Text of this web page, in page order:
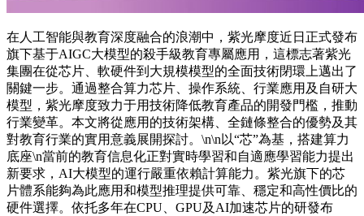
在人工智能與教育深度融合的浪潮中，紫光摩度近日正式發布
旗下基于AIGC大模型的殺手級教育專屬應用，這標志著紫光
集團在從芯片、軟硬件到大規模模型的全面技術閉環上邁出了
關鍵一步。通過整合算力芯片、操作系統、行業應用及自研大
模型，紫光摩度致力于用技術降低教育產品的開發門檻，推動
行業變革。本文將從應用的技術架構、全鏈條整合的優勢及其
對教育行業的實用意義展開探討。\n\n以“芯”為基，搭建算力
底座\n當前的教育信息化正對實時學習和自適應學習能力提出
新要求，AI大模型的運行嚴重依賴計算能力。紫光旗下的芯
片體系能夠為此應用和模型推理提供可靠、穩定和高性價比的
硬件選擇。依托多年在CPU、GPU及AI加速芯片的研發布